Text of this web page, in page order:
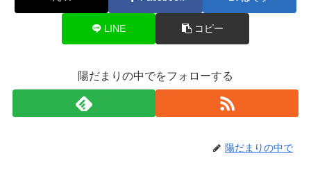
LINE コピー
陽だまりの中でをフォローする
陽だまりの中で